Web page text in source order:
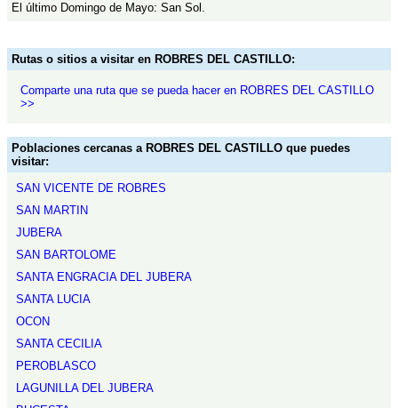
El último Domingo de Mayo: San Sol.
Rutas o sitios a visitar en ROBRES DEL CASTILLO:
Comparte una ruta que se pueda hacer en ROBRES DEL CASTILLO
>>
Poblaciones cercanas a ROBRES DEL CASTILLO que puedes
visitar:
SAN VICENTE DE ROBRES
SAN MARTIN
JUBERA
SAN BARTOLOME
SANTA ENGRACIA DEL JUBERA
SANTA LUCIA
OCON
SANTA CECILIA
PEROBLASCO
LAGUNILLA DEL JUBERA